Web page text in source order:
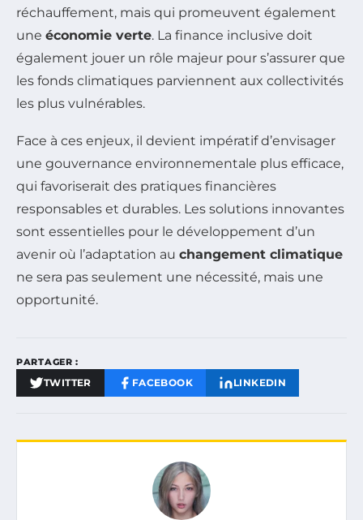
réchauffement, mais qui promeuvent également
une économie verte. La finance inclusive doit
également jouer un rôle majeur pour s’assurer que
les fonds climatiques parviennent aux collectivités
les plus vulnérables.
Face à ces enjeux, il devient impératif d’envisager
une gouvernance environnementale plus efficace,
qui favoriserait des pratiques financières
responsables et durables. Les solutions innovantes
sont essentielles pour le développement d’un
avenir où l’adaptation au changement climatique
ne sera pas seulement une nécessité, mais une
opportunité.
PARTAGER :
TWITTER FACEBOOK LINKEDIN